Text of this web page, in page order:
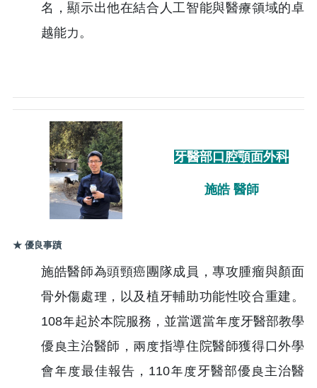
名，顯示出他在結合人工智能與醫療領域的卓
越能力。
牙醫部口腔顎面外科
施皓 醫師
★ 優良事蹟
施皓醫師為頭頸癌團隊成員，專攻腫瘤與顏面
骨外傷處理，以及植牙輔助功能性咬合重建。
108年起於本院服務，並當選當年度牙醫部教學
優良主治醫師，兩度指導住院醫師獲得口外學
會年度最佳報告，110年度牙醫部優良主治醫